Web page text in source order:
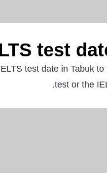
test
test date in Tabuk
test or the